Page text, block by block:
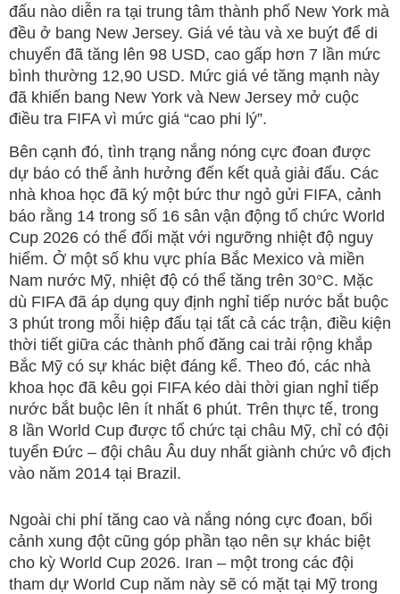
đấu nào diễn ra tại trung tâm thành phố New York mà
đều ở bang New Jersey. Giá vé tàu và xe buýt để di
chuyển đã tăng lên 98 USD, cao gấp hơn 7 lần mức
bình thường 12,90 USD. Mức giá vé tăng mạnh này
đã khiến bang New York và New Jersey mở cuộc
điều tra FIFA vì mức giá “cao phi lý”.
Bên cạnh đó, tình trạng nắng nóng cực đoan được
dự báo có thể ảnh hưởng đến kết quả giải đấu. Các
nhà khoa học đã ký một bức thư ngỏ gửi FIFA, cảnh
báo rằng 14 trong số 16 sân vận động tổ chức World
Cup 2026 có thể đối mặt với ngưỡng nhiệt độ nguy
hiểm. Ở một số khu vực phía Bắc Mexico và miền
Nam nước Mỹ, nhiệt độ có thể tăng trên 30°C. Mặc
dù FIFA đã áp dụng quy định nghỉ tiếp nước bắt buộc
3 phút trong mỗi hiệp đấu tại tất cả các trận, điều kiện
thời tiết giữa các thành phố đăng cai trải rộng khắp
Bắc Mỹ có sự khác biệt đáng kể. Theo đó, các nhà
khoa học đã kêu gọi FIFA kéo dài thời gian nghỉ tiếp
nước bắt buộc lên ít nhất 6 phút. Trên thực tế, trong
8 lần World Cup được tổ chức tại châu Mỹ, chỉ có đội
tuyển Đức – đội châu Âu duy nhất giành chức vô địch
vào năm 2014 tại Brazil.
Ngoài chi phí tăng cao và nắng nóng cực đoan, bối
cảnh xung đột cũng góp phần tạo nên sự khác biệt
cho kỳ World Cup 2026. Iran – một trong các đội
tham dự World Cup năm này sẽ có mặt tại Mỹ trong